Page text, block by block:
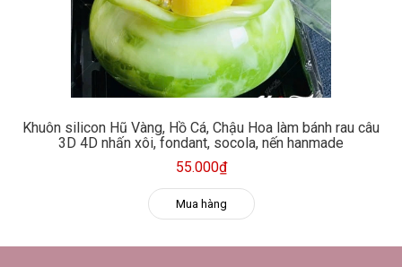
Khuôn silicon Hũ Vàng, Hồ Cá, Chậu Hoa làm bánh rau câu
3D 4D nhấn xôi, fondant, socola, nến hanmade
55.000₫
Mua hàng